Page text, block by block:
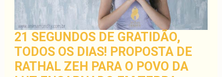
21 SEGUNDOS DE GRATIDÃO,
TODOS OS DIAS! PROPOSTA DE
RATHAL ZEH PARA O POVO DA